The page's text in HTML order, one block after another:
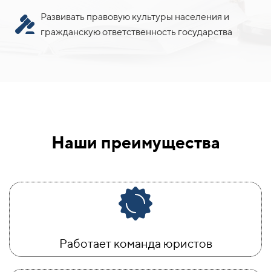
Развивать правовую культуры населения и
гражданскую ответственность государства
Наши преимущества
Работает команда юристов